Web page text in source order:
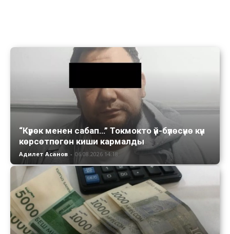
“Күрөк менен сабап…” Токмокто үй-бүлөсүнө күн
көрсөтпөгөн киши кармалды
Адилет Асанов - 06.08.2026 14:18